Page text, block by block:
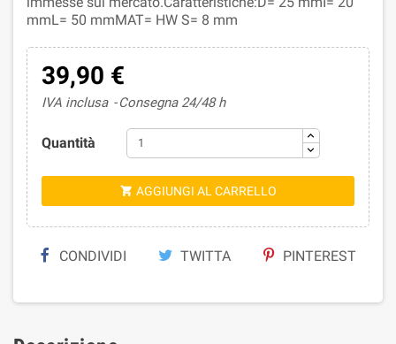
mmL= 50 mmMAT= HW S= 8 mm
39,90 €
IVA inclusa Consegna 24/48 h
Quantità
 AGGIUNGI AL CARRELLO
CONDIVIDI TWITTA PINTEREST